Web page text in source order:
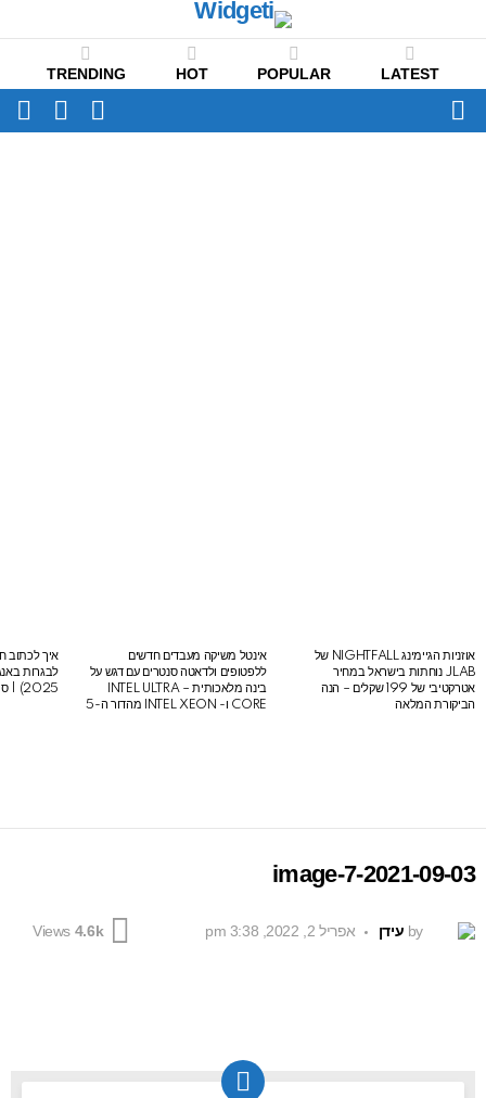
LATEST
POPULAR
HOT
TRENDING
Menu
SWITCH
SKIN
LATEST
STORIES
אוזניות הגיימינג NIGHTFALL של
JLAB נוחתות בישראל במחיר
אטרקטיבי של 199 שקלים – הנה
הביקורת המלאה
אינטל משיקה מעבדים חדשים
ללפטופים ולדאטה סנטרים עם דגש על
בינה מלאכותית – INTEL ULTRA
CORE ו- INTEL XEON מהדור ה-5
איך לכתוב
2025) | סיכום לבגרות באנגלית
2021-09-03-image-7
by עידן אפריל 2, 2022, 3:38 pm 4.6k
Views